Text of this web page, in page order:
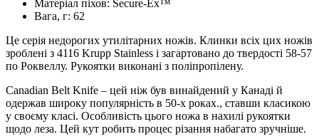
Матеріал піхов: Secure-Ex™
Вага, г: 62
Це серія недорогих утилітарних ножів. Клинки всіх цих ножів
зроблені з 4116 Krupp Stainless і загартовано до твердості 58-57
по Роквеллу. Рукоятки виконані з поліпропілену.
Canadian Belt Knife – цей ніж був винайдений у Канаді й
одержав широку популярність в 50-х роках., ставши класикою
у своєму класі. Особливість цього ножа в нахилі рукоятки
щодо леза. Цей кут робить процес різання набагато зручніше.